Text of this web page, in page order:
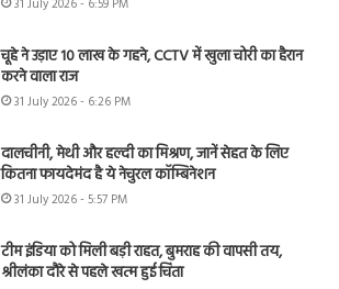
31 July 2026 - 6:59 PM
चूहे ने उड़ाए 10 लाख के गहने, CCTV में खुला चोरी का हैरान
करने वाला राज
31 July 2026 - 6:26 PM
दालचीनी, मेथी और हल्दी का मिश्रण, जानें सेहत के लिए
कितना फायदेमंद है ये नेचुरल कॉम्बिनेशन
31 July 2026 - 5:57 PM
टीम इंडिया को मिली बड़ी राहत, बुमराह की वापसी तय,
श्रीलंका दौरे से पहले खत्म हुई चिंता